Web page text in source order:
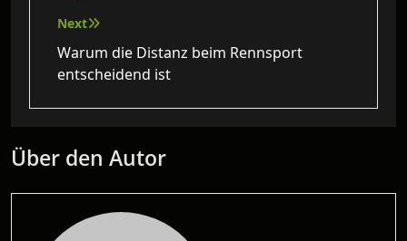
Next
Warum die Distanz beim Rennsport
entscheidend ist
Über den Autor